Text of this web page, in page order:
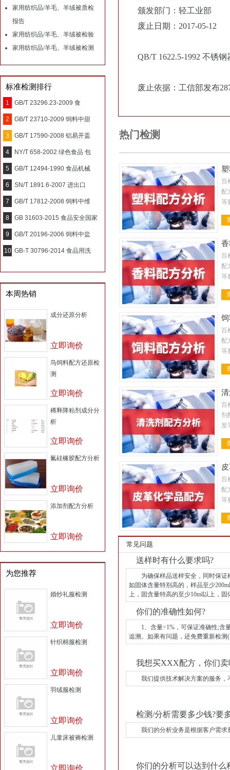
家用纺织品/羊毛、羊绒被质检
报告
家用纺织品/羊毛、羊绒被检验
家用纺织品/羊毛、羊绒被检测
标准检测排行
1 GB/T 23296.23-2009 食
2 GB/T 23710-2009 饲料中甜
3 GB/T 17590-2008 铝易开盖
4 NY/T 658-2002 绿色食品 包
5 GB/T 12494-1990 食品机械
6 SN/T 1891.6-2007 进出口
7 GB/T 17812-2008 饲料中维
8 GB 31603-2015 食品安全国家
9 GB/T 20196-2006 饲料中盐
10 GB-T 30796-2014 食品用洗
本周热销
成分还原分析
立即询价
鸟饲料配方还原检
测
立即询价
稀释降粘剂成分分
析
立即询价
氟硅橡胶配方分析
立即询价
添加剂配方分析
立即询价
为您推荐
婚纱礼服检测
立即询价
针织棉服检测
立即询价
羽绒服检测
立即询价
儿童床被褥检测
立即询价
颁发部门：轻工业部
废止日期：2017-05-12
QB/T 1622.5-1992 不锈钢
废止依据：工信部发布
热门检测
百
配
等
百
配
等
百
配
等
百
剂
发
百
配
等
常见问题
送样时有什么要求吗?
为确保样品送样安全，同时保证
如固体含量特别高的，样品至少
上，固含量特高的至少10ml以上，固
你们的准确性如何?
1、含量>1%，可保证准确性;含
追溯。如果有问题，还免费重新检
我想买XXX配方，你们卖
我们提供技术解决方案的服务，
检测/分析需要多少钱?要
我们的分析业务是根据客户需求
你们的分析可以达到什么